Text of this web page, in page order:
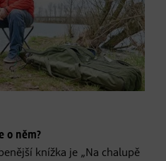
o něm?
knížka je „Na chalupě